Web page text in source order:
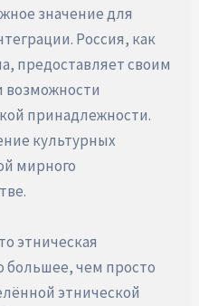
значение для
Россия, как
предоставляет своим
возможности
принадлежности.
культурных
мирного
этническая
большее, чем просто
этнической